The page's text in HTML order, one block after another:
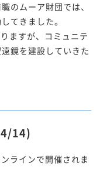
のムーア財団では、
てきました。
ますが、コミュニテ
鏡を建設していきた
14)
ラインで開催されま